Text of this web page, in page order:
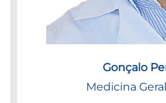
Gonçalo
Medicina